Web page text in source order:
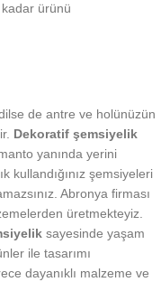
ürünü
de antre ve holünüzün
Dekoratif şemsiyelik
yanında yerini
kullandığınız şemsiyeleri
Abronya firması
üretmekteyiz.
sayesinde yaşam
ile tasarımı
dayanıklı malzeme ve